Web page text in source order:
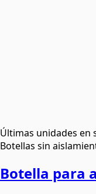
Últimas unidades en
Botellas sin
Botella para